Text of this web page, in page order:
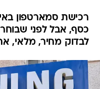
רכישת סמארטפון
כסף, אבל לפני
לבדוק מחיר, מלאי,